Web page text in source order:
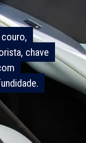
chave
chave